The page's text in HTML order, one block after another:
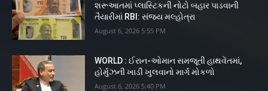
શરૂઆતમાં પ્લાસ્ટિકની નોટો બહાર પાડવાની
તૈયારીમાં RBI: સંજય મલ્હોત્રા
August 6, 2026 5:55 PM
WORLD : ઈરાન-ઓમાન સમજૂતી હાથવેંતમાં,
હોર્મુઝની ખાડી ખુલવાનો માર્ગ મોકળો
August 6, 2026 5:40 PM